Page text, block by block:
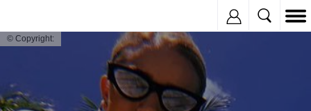
© Copyright: